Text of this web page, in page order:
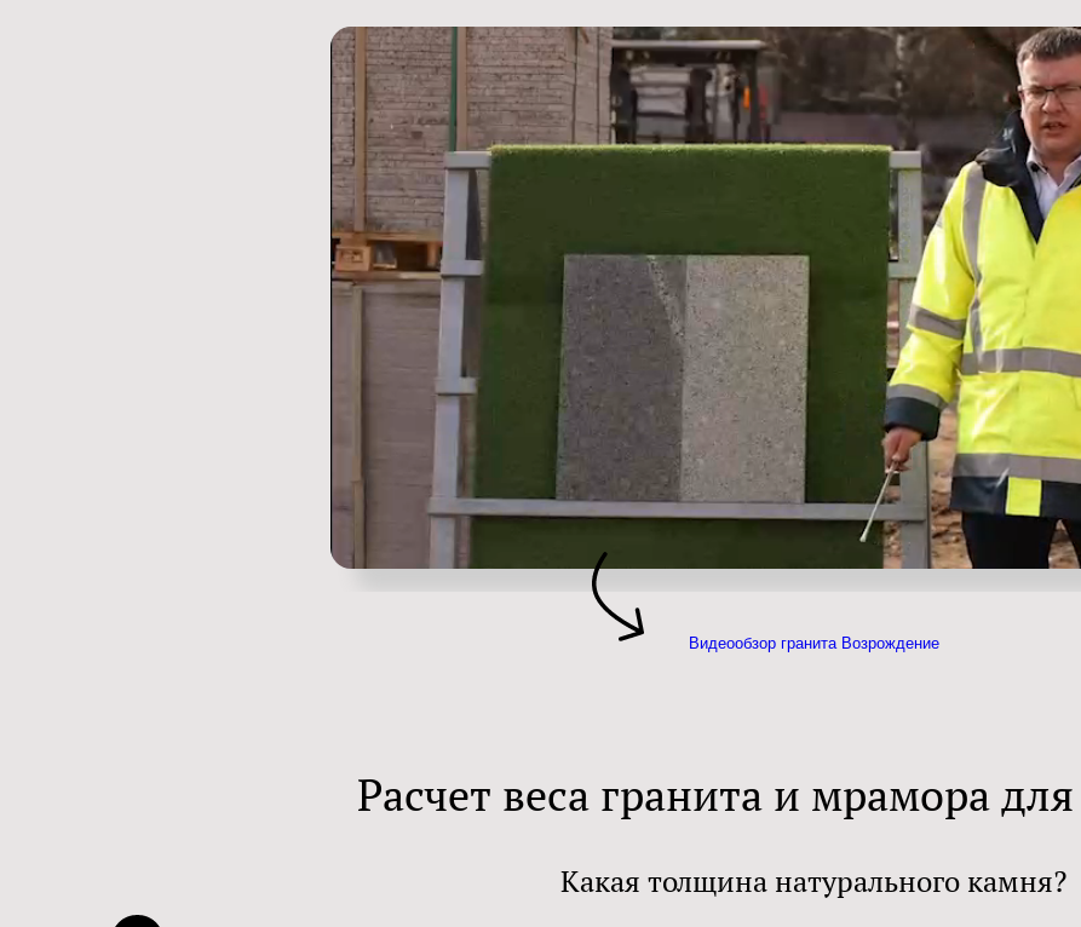
Видеообзор гранита Возрождение
Расчет веса гранита и мрамора
Какая толщина натурального камня?